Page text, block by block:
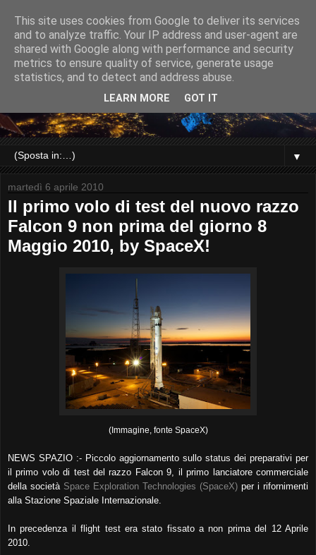
▼
martedì 6 aprile 2010
Il primo volo di test del nuovo razzo
Falcon 9 non prima del giorno 8
Maggio 2010, by SpaceX!
(Immagine, fonte SpaceX)
NEWS SPAZIO :- Piccolo aggiornamento sullo status dei preparativi per
il primo volo di test del razzo Falcon 9, il primo lanciatore commerciale
della società Space Exploration Technologies (SpaceX) per i rifornimenti
alla Stazione Spaziale Internazionale.
In precedenza il flight test era stato fissato a non prima del 12 Aprile
2010.
This site uses cookies from Google to deliver its services
and to analyze traffic. Your IP address and user-agent are
shared with Google along with performance and security
metrics to ensure quality of service, generate usage
statistics, and to detect and address abuse.
LEARN MORE GOT IT